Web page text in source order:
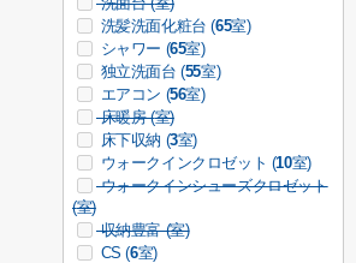
洗髪洗面化粧台 (65室)
シャワー (65室)
独立洗面台 (55室)
エアコン (56室)
床暖房 (室)
床下収納 (3室)
ウォークインクロゼット (10室)
ウォークインシューズクロゼット
(室)
収納豊富 (室)
CS (6室)